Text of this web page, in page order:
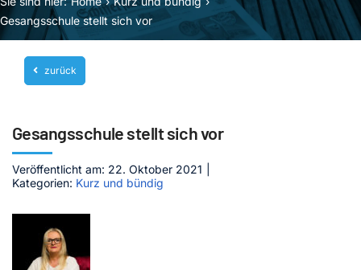
Themen
Blog
Unternehmen
Mediathek
Jetzt abonnieren
Kontakt
Gesangsschule stellt sich vor
zurück
Gesangsschule stellt sich vor
Veröffentlicht am: 22. Oktober 2021
Kategorien: Kurz und bündig